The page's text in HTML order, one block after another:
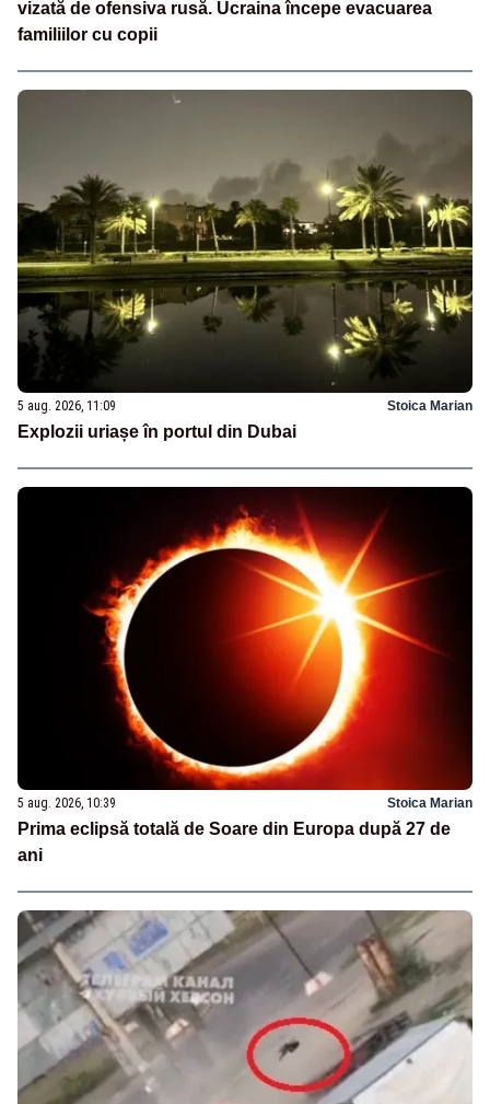
vizată de ofensiva rusă. Ucraina începe evacuarea
familiilor cu copii
5 aug. 2026, 11:09 Stoica Marian
Explozii uriașe în portul din Dubai
5 aug. 2026, 10:39 Stoica Marian
Prima eclipsă totală de Soare din Europa după 27 de
ani